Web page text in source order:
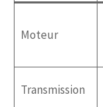
Moteur
Transmission